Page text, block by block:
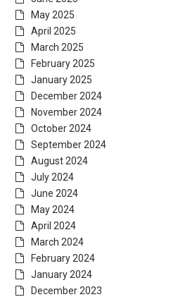
May 2025
April 2025
March 2025
February 2025
January 2025
December 2024
November 2024
October 2024
September 2024
August 2024
July 2024
June 2024
May 2024
April 2024
March 2024
February 2024
January 2024
December 2023